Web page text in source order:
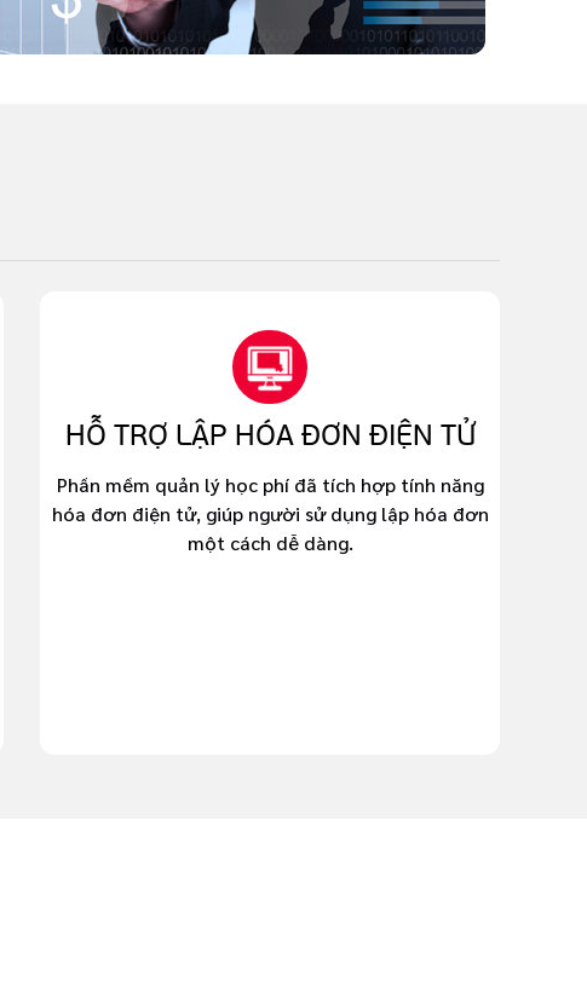
HỖ TRỢ LẬP HÓA ĐƠN ĐIỆN TỬ
Phần mềm quản lý học phí đã tích hợp tính năng
hóa đơn điện tử, giúp người sử dụng lập hóa đơn
một cách dễ dàng.